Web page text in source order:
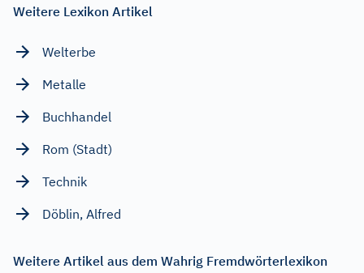
Weitere Lexikon Artikel
Welterbe
Metalle
Buchhandel
Rom (Stadt)
Technik
Döblin, Alfred
Weitere Artikel aus dem Wahrig Fremdwörterlexikon